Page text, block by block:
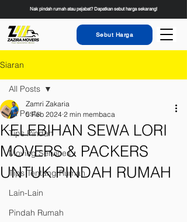
Sebut Harga
Nak pindah rumah atau pejabat? Dapatkan sebut harga sekarang!
Siaran
All Posts
Tips Pindah
Moving Services
Tips Tentang Rumah
Lain-Lain
Pindah Rumah
All Posts
KELEBIHAN SEWA LORI
MOVERS & PACKERS
UNTUK PINDAH RUMAH
Zamri Zakaria
5 Feb 2024 2 min membaca